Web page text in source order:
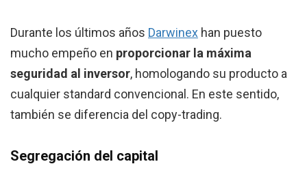
Durante los últimos años Darwinex han puesto
mucho empeño en proporcionar la máxima
seguridad al inversor, homologando su producto a
cualquier standard convencional. En este sentido,
también se diferencia del copy-trading.
Segregación del capital